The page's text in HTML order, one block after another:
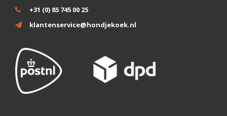
+31 (0) 85 745 00 25
klantenservice@hondjekoek.nl